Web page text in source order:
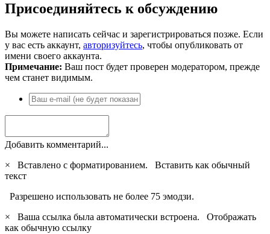
Присоединяйтесь к обсуждению
Вы можете написать сейчас и зарегистрироваться позже. Если
у вас есть аккаунт, авторизуйтесь, чтобы опубликовать от
имени своего аккаунта.
Примечание: Ваш пост будет проверен модератором, прежде
чем станет видимым.
Добавить комментарий...
×
Вставлено с форматированием. Вставить как обычный
текст
Разрешено использовать не более 75 эмодзи.
×
Ваша ссылка была автоматически встроена. Отображать
как обычную ссылку